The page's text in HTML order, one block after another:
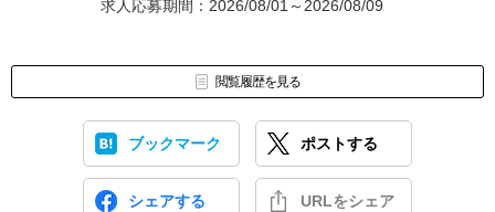
求人応募期間：2026/08/01～2026/08/09
閲覧履歴を見る
ブックマーク ポストする
シェアする URLをシェア